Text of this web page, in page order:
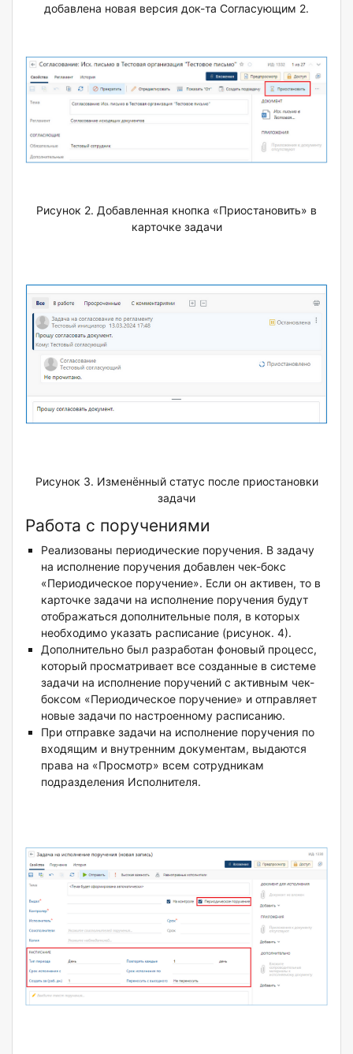
добавлена новая версия док-та Согласующим 2.
Рисунок 2. Добавленная кнопка «Приостановить» в
карточке задачи
Рисунок 3. Изменённый статус после приостановки
задачи
Работа с поручениями
Реализованы периодические поручения. В задачу
на исполнение поручения добавлен чек-бокс
«Периодическое поручение». Если он активен, то в
карточке задачи на исполнение поручения будут
отображаться дополнительные поля, в которых
необходимо указать расписание (рисунок. 4).
Дополнительно был разработан фоновый процесс,
который просматривает все созданные в системе
задачи на исполнение поручений с активным чек-
боксом «Периодическое поручение» и отправляет
новые задачи по настроенному расписанию.
При отправке задачи на исполнение поручения по
входящим и внутренним документам, выдаются
права на «Просмотр» всем сотрудникам
подразделения Исполнителя.